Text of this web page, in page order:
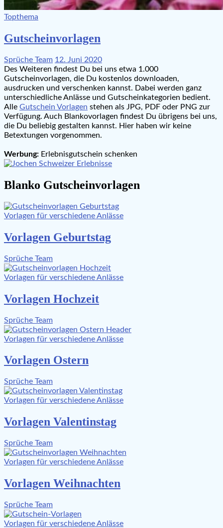
Topthema
Gutscheinvorlagen
Sprüche Team 12. Juni 2020
Des Weiteren findest Du bei uns etwa 1.000
Gutscheinvorlagen, die Du kostenlos downloaden,
ausdrucken und verschenken kannst. Dabei werden ganz
unterschiedliche Anlässe und Gutscheinkategorien bedient.
Alle Gutschein Vorlagen stehen als JPG, PDF oder PNG zur
Verfügung. Auch Blankovorlagen findest Du übrigens bei uns,
die Du beliebig gestalten kannst. Hier haben wir keine
Betextungen vorgenommen.
Werbung: Erlebnisgutschein schenken
Blanko Gutscheinvorlagen
Vorlagen für verschiedene Anlässe
Vorlagen Geburtstag
Sprüche Team
Vorlagen für verschiedene Anlässe
Vorlagen Hochzeit
Sprüche Team
Vorlagen für verschiedene Anlässe
Vorlagen Ostern
Sprüche Team
Vorlagen für verschiedene Anlässe
Vorlagen Valentinstag
Sprüche Team
Vorlagen für verschiedene Anlässe
Vorlagen Weihnachten
Sprüche Team
Vorlagen für verschiedene Anlässe